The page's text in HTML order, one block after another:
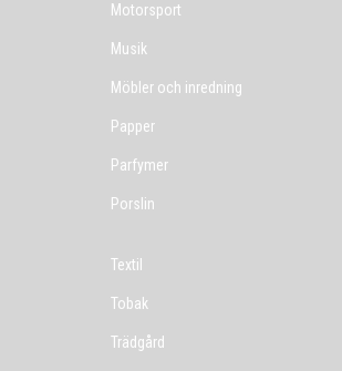
Motorsport
Musik
Möbler och inredning
Papper
Parfymer
Porslin
Textil
Tobak
Trädgård